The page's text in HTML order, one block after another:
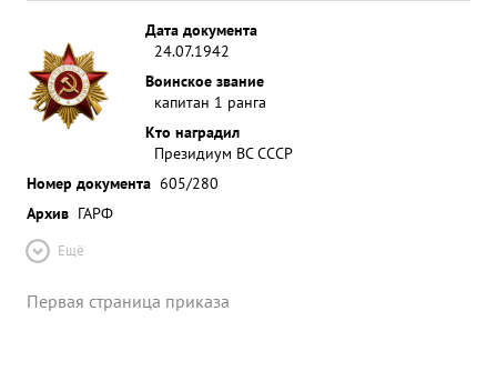
Дата документа
24.07.1942
Воинское звание
капитан 1 ранга
Кто наградил
Президиум ВС СССР
Номер документа 605/280
Архив ГАРФ
Ещё
Первая страница приказа